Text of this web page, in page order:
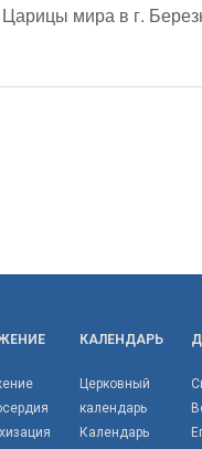
мира в г.
КАЛЕНДАРЬ
Церковный
календарь
Календарь